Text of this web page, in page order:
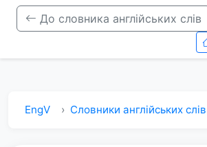
До словника англійських слів
EngV Словники англійських слів